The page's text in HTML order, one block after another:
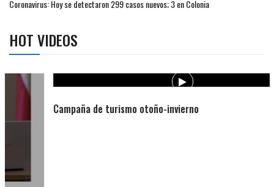
Coronavirus: Hoy se detectaron 299 casos nuevos; 3 en Colonia
HOT VIDEOS
Campaña de turismo otoño-invierno